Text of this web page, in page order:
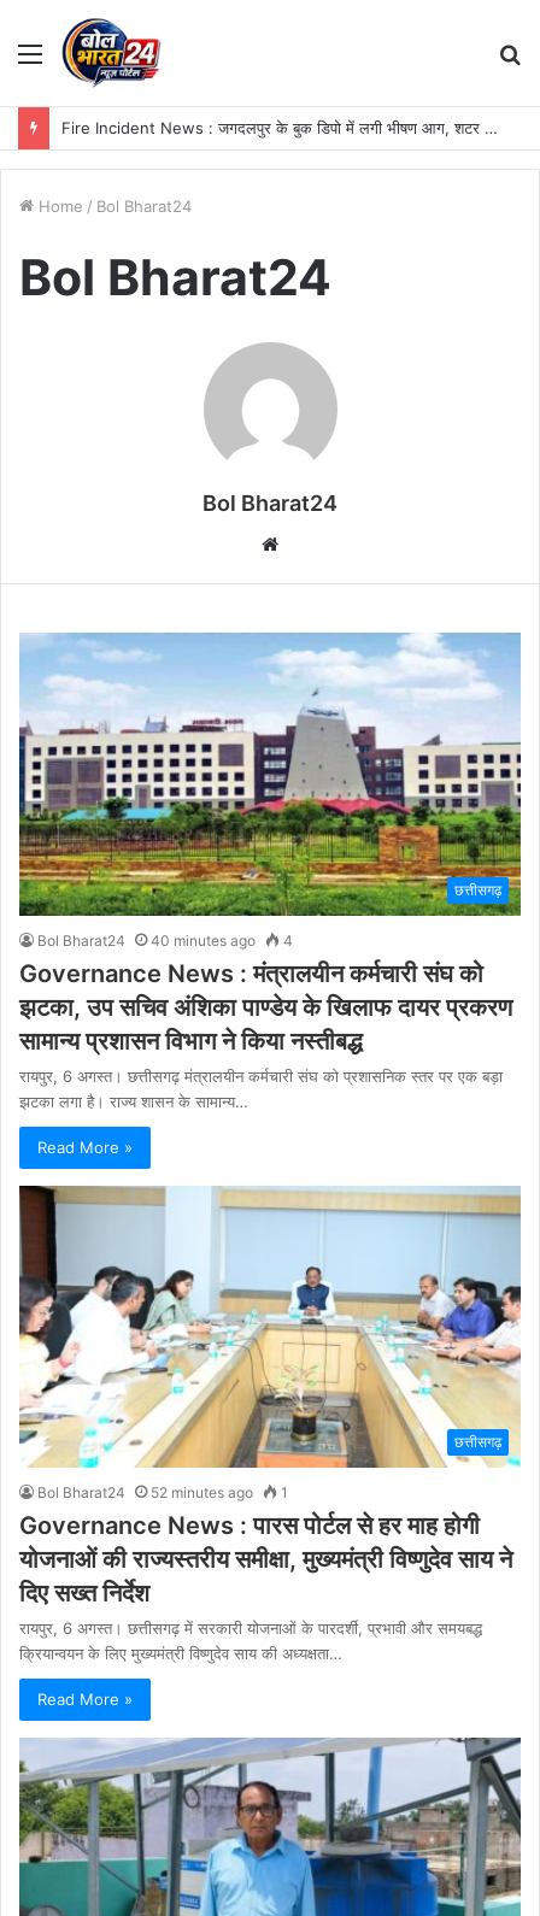
Menu
Fire Incident News : जगदलपुर के बुक डिपो में लगी भीषण आग, शटर तोड़कर आग बुझाने में जुटी SDRF की टीम
Home / Bol Bharat24
Bol Bharat24
Bol Bharat24
Website
छत्तीसगढ़
Bol Bharat24 40 minutes ago 4
Governance News : मंत्रालयीन कर्मचारी संघ को
झटका, उप सचिव अंशिका पाण्डेय के खिलाफ दायर प्रकरण
सामान्य प्रशासन विभाग ने किया नस्तीबद्ध
रायपुर, 6 अगस्त। छत्तीसगढ़ मंत्रालयीन कर्मचारी संघ को प्रशासनिक स्तर पर एक बड़ा
झटका लगा है। राज्य शासन के सामान्य…
Read More »
छत्तीसगढ़
Bol Bharat24 52 minutes ago 1
Governance News : पारस पोर्टल से हर माह होगी
योजनाओं की राज्यस्तरीय समीक्षा, मुख्यमंत्री विष्णुदेव साय ने
दिए सख्त निर्देश
रायपुर, 6 अगस्त। छत्तीसगढ़ में सरकारी योजनाओं के पारदर्शी, प्रभावी और समयबद्ध
क्रियान्वयन के लिए मुख्यमंत्री विष्णुदेव साय की अध्यक्षता…
Read More »